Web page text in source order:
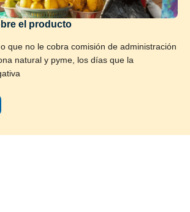
el producto
que no le cobra comisión de administración
natural y pyme, los días que la